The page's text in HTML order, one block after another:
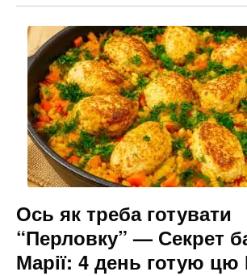
Ось як треба готувати
“Перловку” — Секрет
Марії: 4 день готую